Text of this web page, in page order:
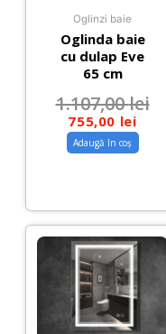
Oglinzi baie
Oglinda baie
cu dulap Eve
65 cm
1.107,00lei
755,00 lei
Adaugă în coș